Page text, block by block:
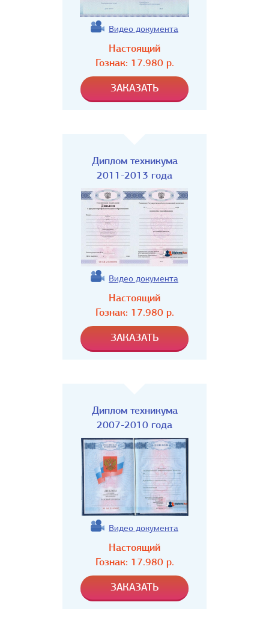
Видео документа
Настоящий
Гознак: 17.980р.
Диплом техникума
2011-2013 года
Видео документа
Настоящий
Гознак: 17.980р.
Диплом техникума
2007-2010 года
Видео документа
Настоящий
Гознак: 17.980р.